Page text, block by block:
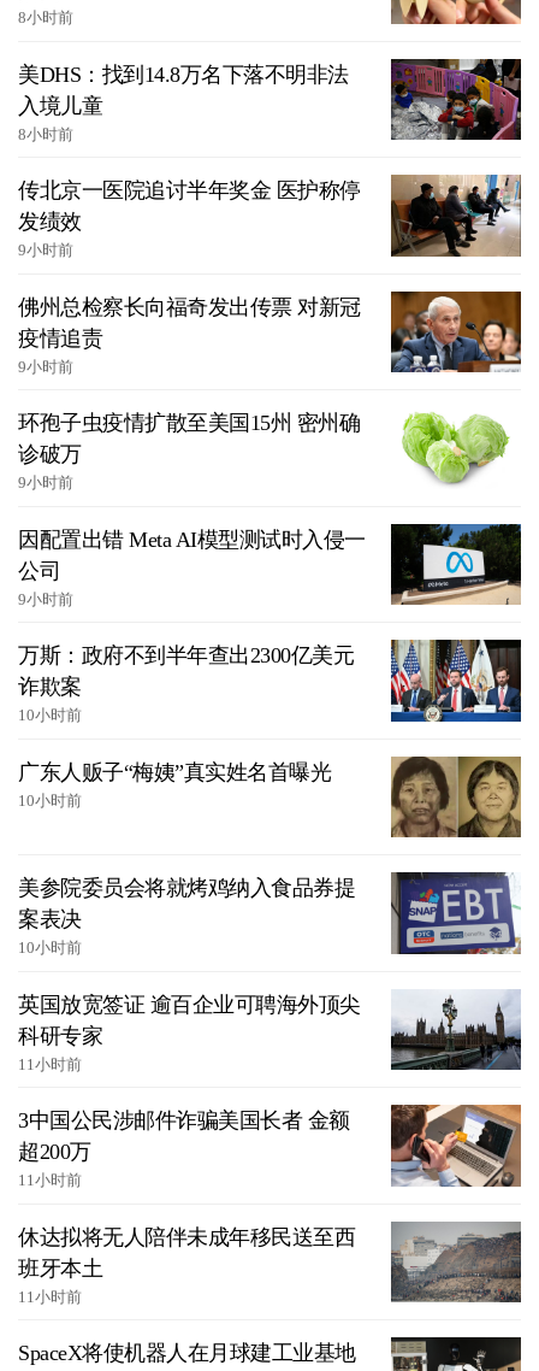
8小时前
美DHS：找到14.8万名下落不明非法
入境儿童
8小时前
传北京一医院追讨半年奖金 医护称停
发绩效
9小时前
佛州总检察长向福奇发出传票 对新冠
疫情追责
9小时前
环孢子虫疫情扩散至美国15州 密州确
诊破万
9小时前
因配置出错 Meta AI模型测试时入侵一
公司
9小时前
万斯：政府不到半年查出2300亿美元
诈欺案
10小时前
广东人贩子“梅姨”真实姓名首曝光
10小时前
美参院委员会将就烤鸡纳入食品券提
案表决
10小时前
英国放宽签证 逾百企业可聘海外顶尖
科研专家
11小时前
3中国公民涉邮件诈骗美国长者 金额
超200万
11小时前
休达拟将无人陪伴未成年移民送至西
班牙本土
11小时前
SpaceX将使机器人在月球建工业基地